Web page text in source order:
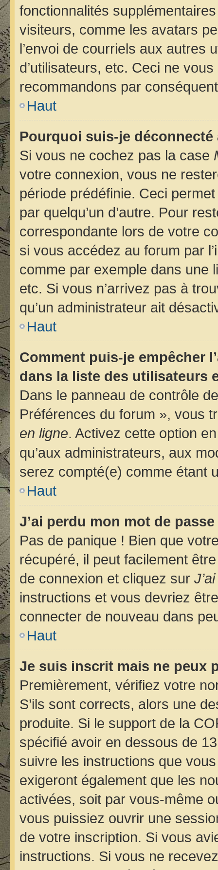
fonctionnalités
visiteurs, comme les avatars
l’envoi de courriels aux autres
d’utilisateurs, etc. Ceci ne
recommandons par
Haut
Pourquoi suis-je
Si vous ne cochez pas la case
votre connexion, vous ne
période prédéfinie. Ceci
par quelqu’un d’autre. Pour
correspondante lors de votre
si vous accédez au forum par
comme par exemple dans une
etc. Si vous n’arrivez pas à
qu’un administrateur ait
Haut
Comment puis-je empêcher
dans la liste des utilisateurs
Dans le panneau de contrôle
Préférences du forum », vous
en ligne. Activez cette option
qu’aux administrateurs, aux
serez compté(e) comme étant
Haut
J’ai perdu mon mot de
Pas de panique ! Bien que
récupéré, il peut facilement
de connexion et cliquez sur
instructions et vous devriez
connecter de nouveau dans
Haut
Je suis inscrit mais ne peux
Premièrement, vérifiez votre
S’ils sont corrects, alors une
produite. Si le support de la
spécifié avoir en dessous de
suivre les instructions que
exigeront également que les
activées, soit par vous-même
vous puissiez ouvrir une
de votre inscription. Si vous
instructions. Si vous ne